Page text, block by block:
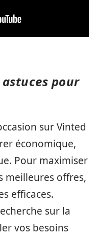
pour
sur Vinted
économique,
Pour maximiser
meilleures offres,
efficaces.
sur la
vos besoins